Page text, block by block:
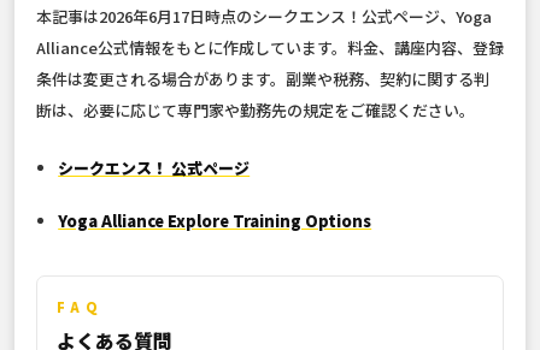
本記事は2026年6月17日時点のシークエンス！公式ページ、Yoga
Alliance公式情報をもとに作成しています。料金、講座内容、登録
条件は変更される場合があります。副業や税務、契約に関する判
断は、必要に応じて専門家や勤務先の規定をご確認ください。
シークエンス！ 公式ページ
Yoga Alliance Explore Training Options
FAQ
よくある質問